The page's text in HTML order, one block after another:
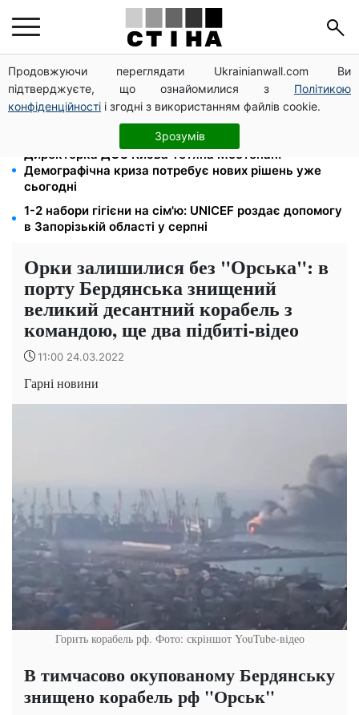
Продовжуючи переглядати Ukrainianwall.com Ви
підтверджуєте, що ознайомилися з Політикою
конфіденційності і згодні з використанням файлів cookie.
Зрозумів
200+ тисяч у СЗЧ, мільйони в розшуку: Федоров
розкрив план реформи мобілізації та ТЦК
120 грн на день лише на дорогу: кияни масово
звільняються через тариф 30 грн за проїзд
Директорка ДОЗ Києва Тетяна Мостепан:
Демографічна криза потребує нових рішень уже
сьогодні
1-2 набори гігієни на сім'ю: UNICEF роздає допомогу
в Запорізькій області у серпні
Орки залишилися без "Орська": в
порту Бердянська знищений
великий десантний корабель з
командою, ще два підбиті-відео
11:00 24.03.2022
Гарні новини
Горить корабель рф. Фото: скріншот YouTube-відео
В тимчасово окупованому Бердянську
знищено корабель рф "Орськ"